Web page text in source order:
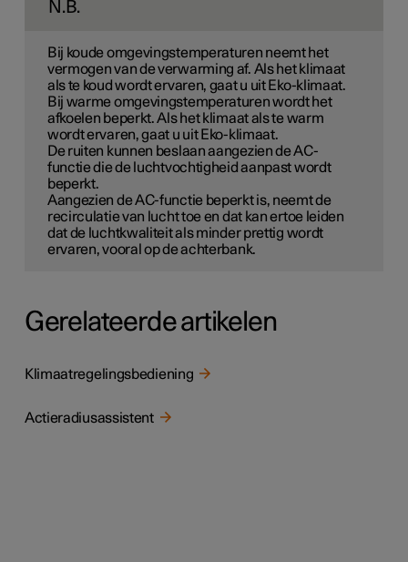
N.B.
Bij koude omgevingstemperaturen neemt het
vermogen van de verwarming af. Als het klimaat
als te koud wordt ervaren, gaat u uit Eko-klimaat.
Bij warme omgevingstemperaturen wordt het
afkoelen beperkt. Als het klimaat als te warm
wordt ervaren, gaat u uit Eko-klimaat.
De ruiten kunnen beslaan aangezien de AC-
functie die de luchtvochtigheid aanpast wordt
beperkt.
Aangezien de AC-functie beperkt is, neemt de
recirculatie van lucht toe en dat kan ertoe leiden
dat de luchtkwaliteit als minder prettig wordt
ervaren, vooral op de achterbank.
Gerelateerde artikelen
Klimaatregelingsbediening
Actieradiusassistent